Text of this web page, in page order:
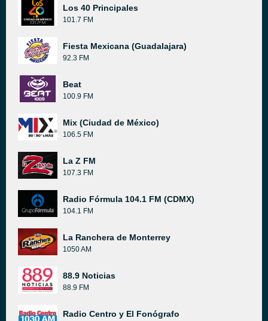
Los 40 Principales
101.7 FM
Fiesta Mexicana (Guadalajara)
92.3 FM
Beat
100.9 FM
Mix (Ciudad de México)
106.5 FM
La Z FM
107.3 FM
Radio Fórmula 104.1 FM (CDMX)
104.1 FM
La Ranchera de Monterrey
1050 AM
88.9 Noticias
88.9 FM
Radio Centro y El Fonógrafo